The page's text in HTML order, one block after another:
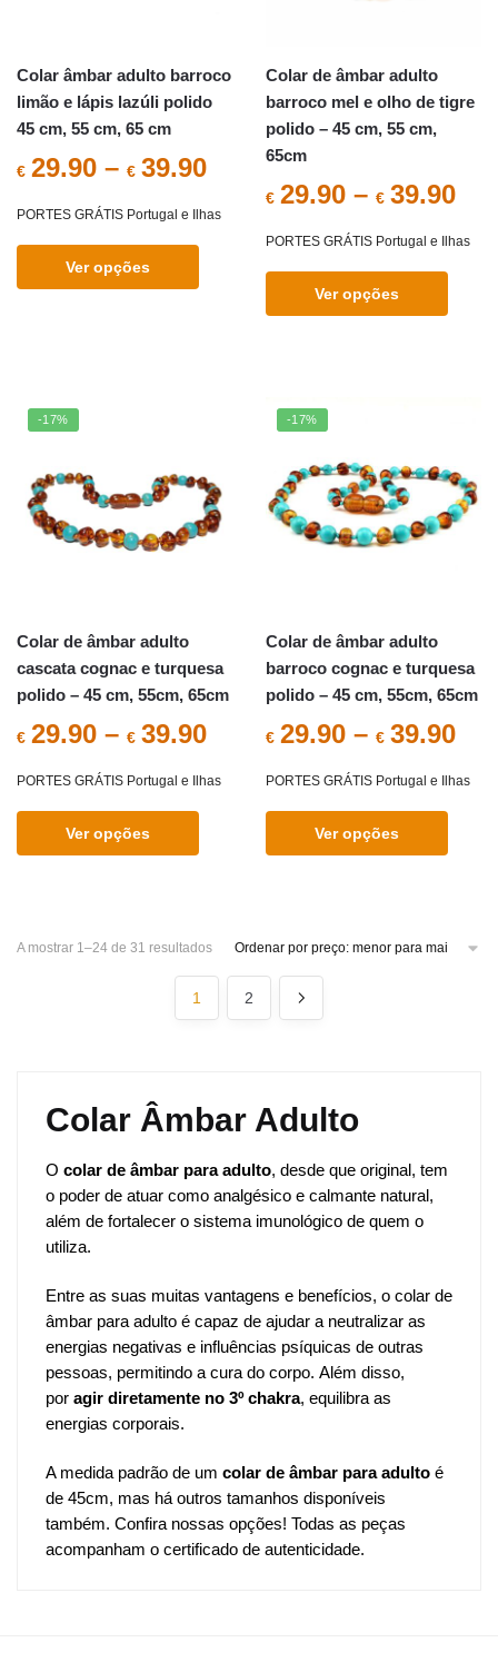
product
page
Colar âmbar adulto barroco
limão e lápis lazúli polido
45 cm, 55 cm, 65 cm
€ 29.90 – € 39.90
PORTES GRÁTIS Portugal e Ilhas
Ver opções
variants.
The
may
be
chosen
page
Colar de âmbar adulto
barroco mel e olho de tigre
polido – 45 cm, 55 cm,
65cm
€ 29.90 – € 39.90
PORTES GRÁTIS Portugal e Ilhas
Ver opções
multiple
variants.
options
may
product
page
-17%
Colar de âmbar adulto
cascata cognac e turquesa
polido – 45 cm, 55cm, 65cm
€ 29.90 – € 39.90
PORTES GRÁTIS Portugal e Ilhas
Ver opções
multiple
chosen
product
page
-17%
Colar de âmbar adulto
barroco cognac e turquesa
polido – 45 cm, 55cm, 65cm
€ 29.90 – € 39.90
PORTES GRÁTIS Portugal e Ilhas
Ver opções
multiple
variants.
chosen
the
product
page
A mostrar 1–24 de 31 resultadosSorted
1 2
Colar Âmbar Adulto
O colar de âmbar para adulto, desde que original, tem
o poder de atuar como analgésico e calmante natural,
além de fortalecer o sistema imunológico de quem o
utiliza.
Entre as suas muitas vantagens e benefícios, o colar de
âmbar para adulto é capaz de ajudar a neutralizar as
energias negativas e influências psíquicas de outras
pessoas, permitindo a cura do corpo. Além disso,
por agir diretamente no 3º chakra, equilibra as
energias corporais.
A medida padrão de um colar de âmbar para adulto é
de 45cm, mas há outros tamanhos disponíveis
também. Confira nossas opções! Todas as peças
acompanham o certificado de autenticidade.